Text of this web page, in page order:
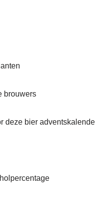
brouwers
deze bier